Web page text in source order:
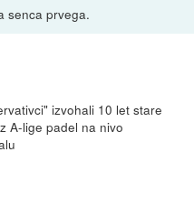
senca prvega.
izvohali 10 let stare
A-lige padel na nivo